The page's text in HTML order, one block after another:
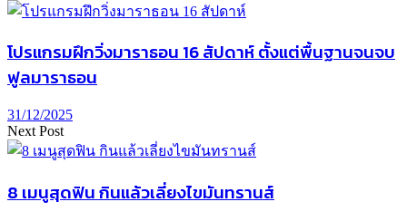
โปรแกรมฝึกวิ่งมาราธอน 16 สัปดาห์ ตั้งแต่พื้นฐานจนจบ
ฟูลมาราธอน
31/12/2025
Next Post
8 เมนูสุดฟิน กินแล้วเลี่ยงไขมันทรานส์